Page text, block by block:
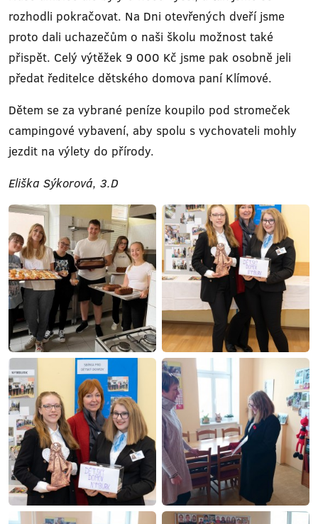
rozhodli pokračovat. Na Dni otevřených dveří jsme
proto dali uchazečům o naši školu možnost také
přispět. Celý výtěžek 9 000 Kč jsme pak osobně jeli
předat ředitelce dětského domova paní Klímové.
Dětem se za vybrané peníze koupilo pod stromeček
campingové vybavení, aby spolu s vychovateli mohly
jezdit na výlety do přírody.
Eliška Sýkorová, 3.D